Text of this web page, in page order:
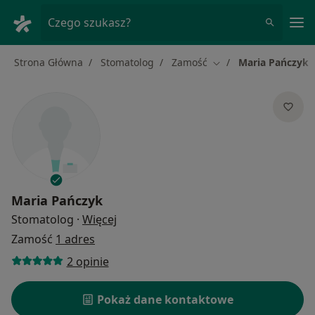
Czego szukasz?
Strona Główna Stomatolog Zamość Zmień miasto
Maria Pańczyk
Maria Pańczyk
Stomatolog · Więcej
Zamość 1 adres
2 opinie
Pokaż dane kontaktowe